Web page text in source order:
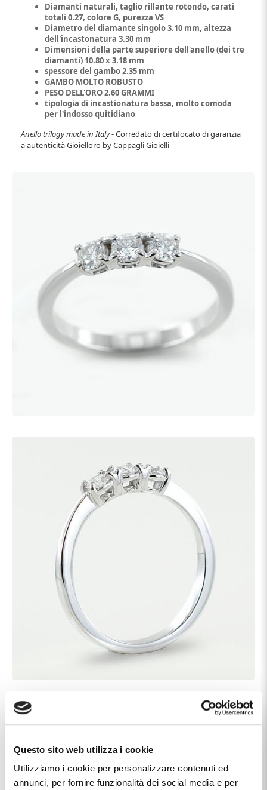
Questo sito web utilizza i cookie
Utilizziamo i cookie per personalizzare contenuti ed
annunci, per fornire funzionalità dei social media e per
Diamanti naturali, taglio rillante rotondo, carati
totali 0.27, colore G, purezza VS
Diametro del diamante singolo 3.10 mm, altezza
dell'incastonatura 3.30 mm
Dimensioni della parte superiore dell'anello (dei tre
diamanti) 10.80 x 3.18 mm
spessore del gambo 2.35 mm
GAMBO MOLTO ROBUSTO
PESO DELL'ORO 2.60 GRAMMI
tipologia di incastionatura bassa, molto comoda
per l'indosso quitidiano
Anello trilogy made in Italy -Corredato di certifocato di garanzia
a autenticità Gioielloro by Cappagli Gioielli
Carati Diamanti 0.27
Colore Diamanti G
Marca Cappagli Gioielli